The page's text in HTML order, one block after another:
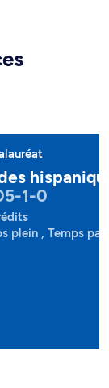
1-0
plein , Temps